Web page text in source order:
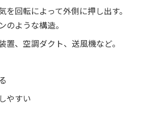
を回転によって外側に押し出す。
のような構造。
置、空調ダクト、送風機など。
やすい